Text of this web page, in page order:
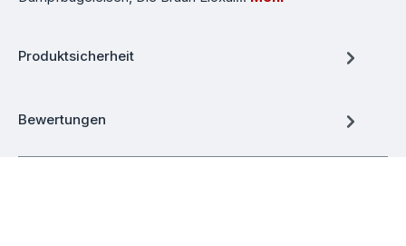
Produktsicherheit
Bewertungen